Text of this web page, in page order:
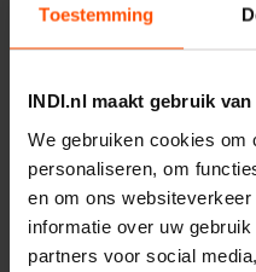
Toestemming
INDI.nl maakt gebruik
We gebruiken cookies om
personaliseren, om
en om ons
informatie over uw
partners voor social
1/4-B
−
Controleer voorraad